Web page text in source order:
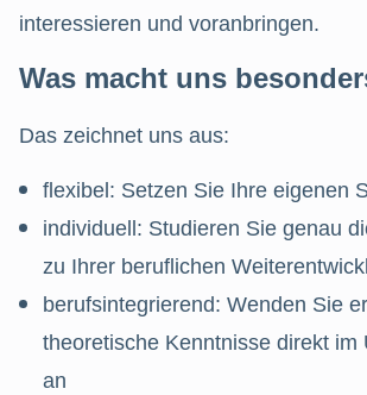
interessieren und voranbringen.
Was macht uns
Das zeichnet uns aus:
flexibel: Setzen Sie Ihre eigenen
individuell: Studieren Sie genau
zu Ihrer beruflichen
berufsintegrierend: Wenden Sie
theoretische Kenntnisse direkt im
an